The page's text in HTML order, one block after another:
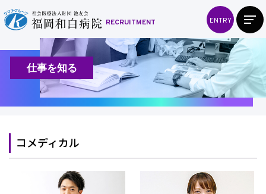
RECRUITMENT ENTRY
仕事を知る
コメディカル